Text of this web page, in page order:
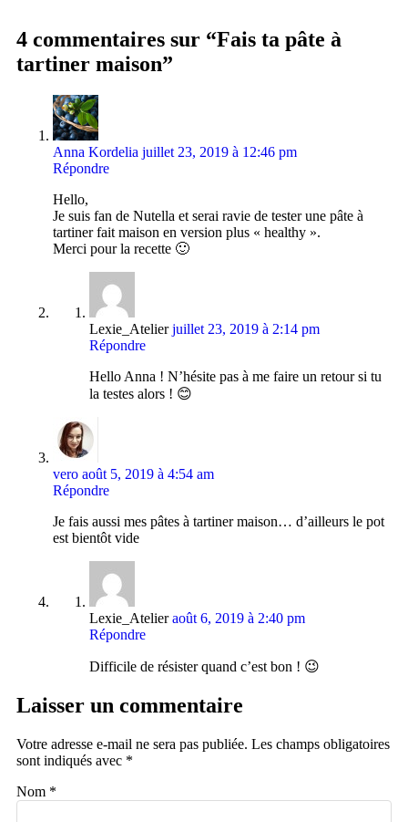
4 commentaires sur “Fais ta pâte à
tartiner maison”
Anna Kordelia juillet 23, 2019 à 12:46 pm
Répondre
Hello,
Je suis fan de Nutella et serai ravie de tester une pâte à
tartiner fait maison en version plus « healthy ».
Merci pour la recette 🙂
Lexie_Atelier juillet 23, 2019 à 2:14 pm
Répondre
Hello Anna ! N’hésite pas à me faire un retour si tu
la testes alors ! 😊
vero août 5, 2019 à 4:54 am
Répondre
Je fais aussi mes pâtes à tartiner maison… d’ailleurs le pot
est bientôt vide
Lexie_Atelier août 6, 2019 à 2:40 pm
Répondre
Difficile de résister quand c’est bon ! 😉
Laisser un commentaire
Votre adresse e-mail ne sera pas publiée. Les champs obligatoires
sont indiqués avec *
Nom *